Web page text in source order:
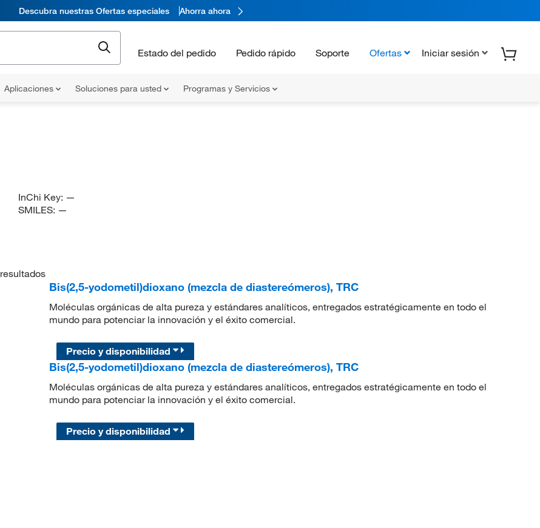
Descubra nuestras Ofertas especiales Ahorra ahora
Estado del pedido Pedido rápido Soporte Ofertas Iniciar sesión
Aplicaciones Soluciones para usted Programas y Servicios
InChi Key: —
SMILES: —
resultados
Bis(2,5-yodometil)dioxano (mezcla de diastereómeros), TRC
Moléculas orgánicas de alta pureza y estándares analíticos, entregados estratégicamente en todo el
mundo para potenciar la innovación y el éxito comercial.
Precio y disponibilidad
Bis(2,5-yodometil)dioxano (mezcla de diastereómeros), TRC
Moléculas orgánicas de alta pureza y estándares analíticos, entregados estratégicamente en todo el
mundo para potenciar la innovación y el éxito comercial.
Precio y disponibilidad